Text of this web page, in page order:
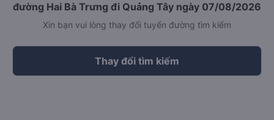
đường Hai Bà Trưng đi Quảng Tây ngày 07/08/2026
Xin bạn vui lòng thay đổi tuyến đường tìm kiếm
Thay đổi tìm kiếm